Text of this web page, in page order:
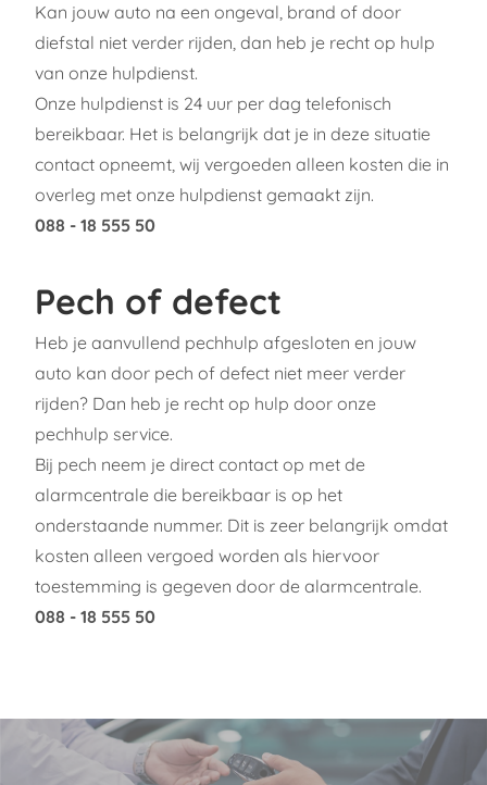
Kan jouw auto na een ongeval, brand of door
diefstal niet verder rijden, dan heb je recht op hulp
van onze hulpdienst.
Onze hulpdienst is 24 uur per dag telefonisch
bereikbaar. Het is belangrijk dat je in deze situatie
contact opneemt, wij vergoeden alleen kosten die in
overleg met onze hulpdienst gemaakt zijn.
088 - 18 555 50
Pech of defect
Heb je aanvullend pechhulp afgesloten en jouw
auto kan door pech of defect niet meer verder
rijden? Dan heb je recht op hulp door onze
pechhulp service.
Bij pech neem je direct contact op met de
alarmcentrale die bereikbaar is op het
onderstaande nummer. Dit is zeer belangrijk omdat
kosten alleen vergoed worden als hiervoor
toestemming is gegeven door de alarmcentrale.
088 - 18 555 50